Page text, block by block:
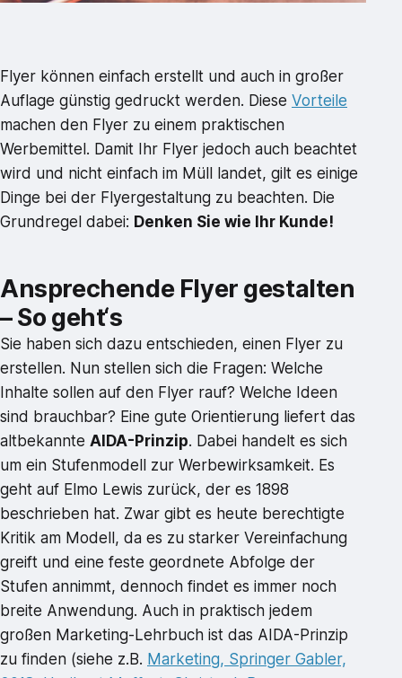
Flyer können einfach erstellt und auch in großer
Auflage günstig gedruckt werden. Diese Vorteile
machen den Flyer zu einem praktischen
Werbemittel. Damit Ihr Flyer jedoch auch beachtet
wird und nicht einfach im Müll landet, gilt es einige
Dinge bei der Flyergestaltung zu beachten. Die
Grundregel dabei: Denken Sie wie Ihr Kunde!
Ansprechende Flyer gestalten
– So geht‘s
Sie haben sich dazu entschieden, einen Flyer zu
erstellen. Nun stellen sich die Fragen: Welche
Inhalte sollen auf den Flyer rauf? Welche Ideen
sind brauchbar? Eine gute Orientierung liefert das
altbekannte AIDA-Prinzip. Dabei handelt es sich
um ein Stufenmodell zur Werbewirksamkeit. Es
geht auf Elmo Lewis zurück, der es 1898
beschrieben hat. Zwar gibt es heute berechtigte
Kritik am Modell, da es zu starker Vereinfachung
greift und eine feste geordnete Abfolge der
Stufen annimmt, dennoch findet es immer noch
breite Anwendung. Auch in praktisch jedem
großen Marketing-Lehrbuch ist das AIDA-Prinzip
zu finden (siehe z.B. Marketing, Springer Gabler,